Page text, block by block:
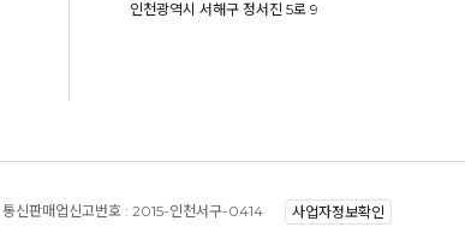
인천광역시 서해구 정서진 5로 9
통신판매업신고번호 : 2015-인천서구-0414
사업자정보확인